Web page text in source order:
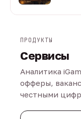
ПРОДУКТЫ
Сервисы
Аналитика
офферы,
честными